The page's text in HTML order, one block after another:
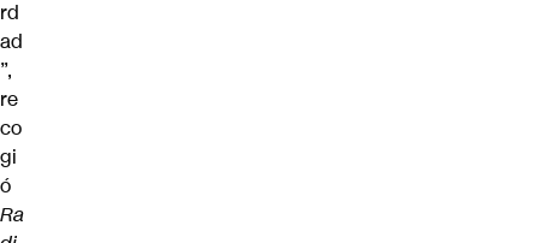
rd
ad
”,
re
co
gi
ó
Ra